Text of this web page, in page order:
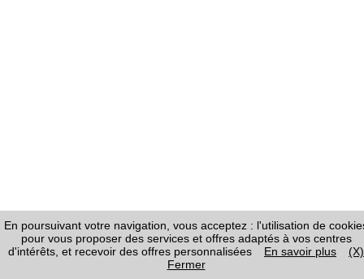
En poursuivant votre navigation, vous acceptez : l'utilisation de
pour vous proposer des services et offres adaptés à vos centres
d'intérêts, et recevoir des offres personnalisées
En savoir plus
(X)
Fermer